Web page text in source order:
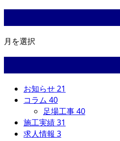
月を選択
お知らせ21
コラム 40
足場工事40
施工実績31
求人情報 3